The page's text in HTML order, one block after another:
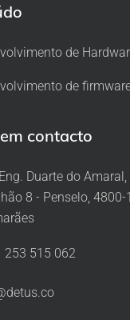
de
de
contacto
Duarte do
8 - Penselo, 4800-
253 515 062